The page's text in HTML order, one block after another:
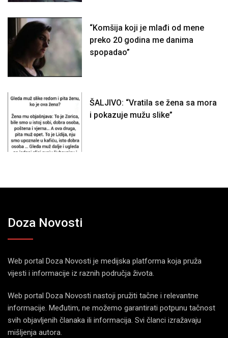
“Komšija koji je mlađi od mene
preko 20 godina me danima
spopadao”
ŠALJIVO: “Vratila se žena sa mora
i pokazuje mužu slike”
Doza Novosti
Web portal Doza Novosti je medijska platforma koja pruža
vijesti i informacije iz raznih područja života.
Web portal Doza Novosti nastoji pružiti tačne i relevantne
informacije. Međutim, ne možemo garantirati potpunu tačnost
svih objavljenih članaka ili informacija. Svi članci izražavaju
mišljenja autora.